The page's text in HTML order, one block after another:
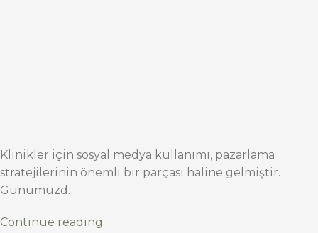
Klinikler için sosyal medya kullanımı, pazarlama
stratejilerinin önemli bir parçası haline gelmiştir.
Günümüzd…
Continue reading